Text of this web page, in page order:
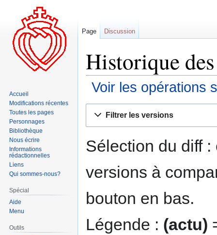
Historique
Voir les opérations
navigation
recherche
Filtrer les versions
Sélection du diff
versions à
bouton en bas.
Légende : (actu)
Page Discussion
Accueil
Modifications récentes
Toutes les pages
Personnages
Bibliothèque
Nous écrire
Informations
rédactionnelles
Liens
Qui sommes-nous?
Spécial
Aide
Menu
Outils